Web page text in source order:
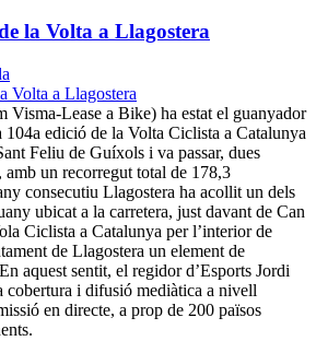
la Volta a Llagostera
Visma-Lease a Bike) ha estat el guanyador
104a edició de la Volta Ciclista a Catalunya
Feliu de Guíxols i va passar, dues
amb un recorregut total de 178,3
consecutiu Llagostera ha acollit un dels
ubicat a la carretera, just davant de Can
Ciclista a Catalunya per l’interior de
de Llagostera un element de
aquest sentit, el regidor d’Esports Jordi
cobertura i difusió mediàtica a nivell
en directe, a prop de 200 països